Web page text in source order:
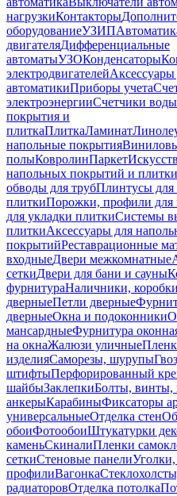
нагрузкиКонтакторы
оборудованиеУЗИП
двигателяДифференциальные
автоматыУЗОКонденсаторы
электродвигателей
автоматикиПриборы учета
электроэнергииСчетчики воды
покрытия и
плиткаПлиткаЛаминат
напольные покрытия
полыКовролинПаркет
напольных покрытий и плитки
обводы для трубПлинтусы для
плиткиПорожки, профили для
для укладки плиткиСистемы
плиткиАксессуары для
покрытийРеставрационные
входныеДвери межкомнатные
сеткиДвери для бани и сауны
фурнитураНаличники,
дверныеПетли дверные
дверныеОкна и подоконники
мансардныеФурнитура
на окнаЖалюзи уличные
изделияСаморезы, шурупы
штифтыПерфорированный
шайбыЗаклепкиБолты, винты,
анкерыКарабиныФиксаторы
универсальныеОтделка стен
обоиФотообоиШтукатурки
каменьСкиналиПленки
сеткиСтеновые панели
профилиВагонка
радиаторовОтделка потолка